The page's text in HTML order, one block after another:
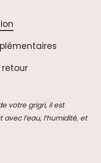
retour
votre grigri, il est
l’eau, l’humidité, et